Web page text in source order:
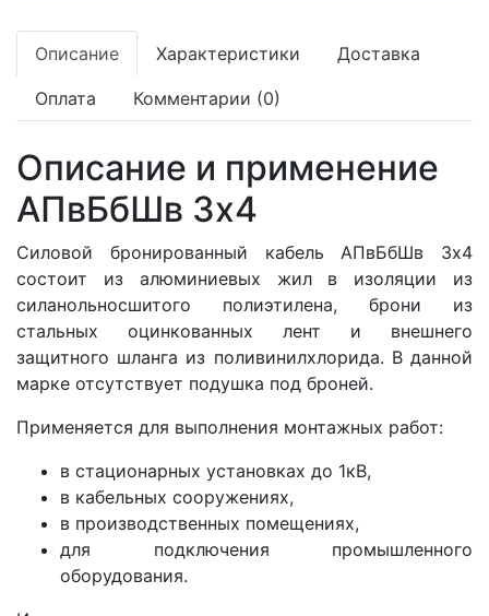
Описание Характеристики Доставка
Оплата Комментарии (0)
Описание и применение
АПвБбШв 3x4
Силовой бронированный кабель АПвБбШв 3x4
состоит из алюминиевых жил в изоляции из
силанольносшитого полиэтилена, брони из
стальных оцинкованных лент и внешнего
защитного шланга из поливинилхлорида. В данной
марке отсутствует подушка под броней.
Применяется для выполнения монтажных работ:
в стационарных установках до 1кВ,
в кабельных сооружениях,
в производственных помещениях,
для подключения промышленного
оборудования.